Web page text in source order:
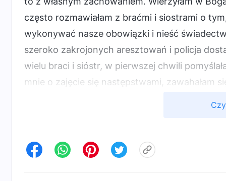
często rozmawiałam z braćmi i siostrami o
wykonywać nasze obowiązki i nieść
szeroko zakrojonych aresztowań i policja
wielu braci i sióstr, w pierwszej chwili
mnie o zajęcie się następstwami, zawahałam
ręce policji. Ponadto wielu braci i sióstr nie